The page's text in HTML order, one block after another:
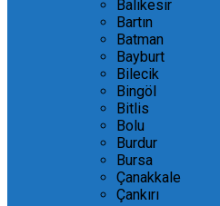
Balıkesir
Bartın
Batman
Bayburt
Bilecik
Bingöl
Bitlis
Bolu
Burdur
Bursa
Çanakkale
Çankırı